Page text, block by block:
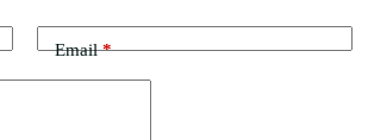
Email*